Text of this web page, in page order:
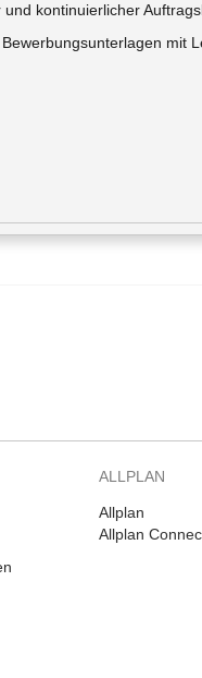
kontinuierlicher
mit
ALLPLAN
Allplan
Allplan